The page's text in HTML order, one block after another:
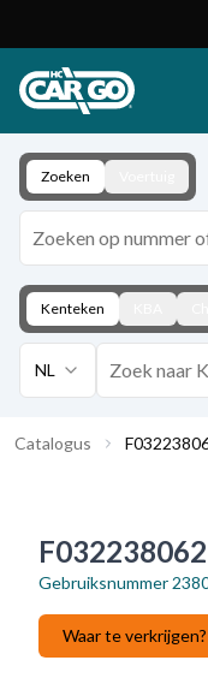
Download
ContactZoeken
Kenteken
NL
Catalogus
Gebruiksnummer
Waar te verkrijgen?